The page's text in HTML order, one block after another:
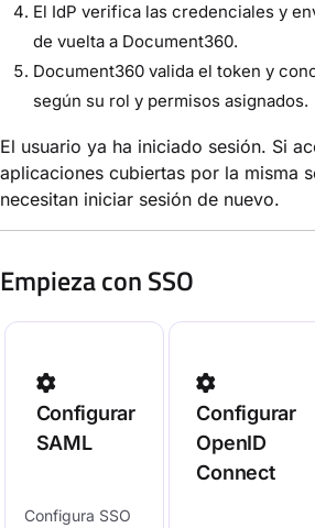
El IdP verifica las credenciales y
de vuelta a Document360.
Document360 valida el token y
según su rol y permisos asignados.
El usuario ya ha iniciado sesión. Si
aplicaciones cubiertas por la misma
necesitan iniciar sesión de nuevo.
Empieza con SSO
Configurar
SAML
Configura SSO
Configurar
OpenID
Connect